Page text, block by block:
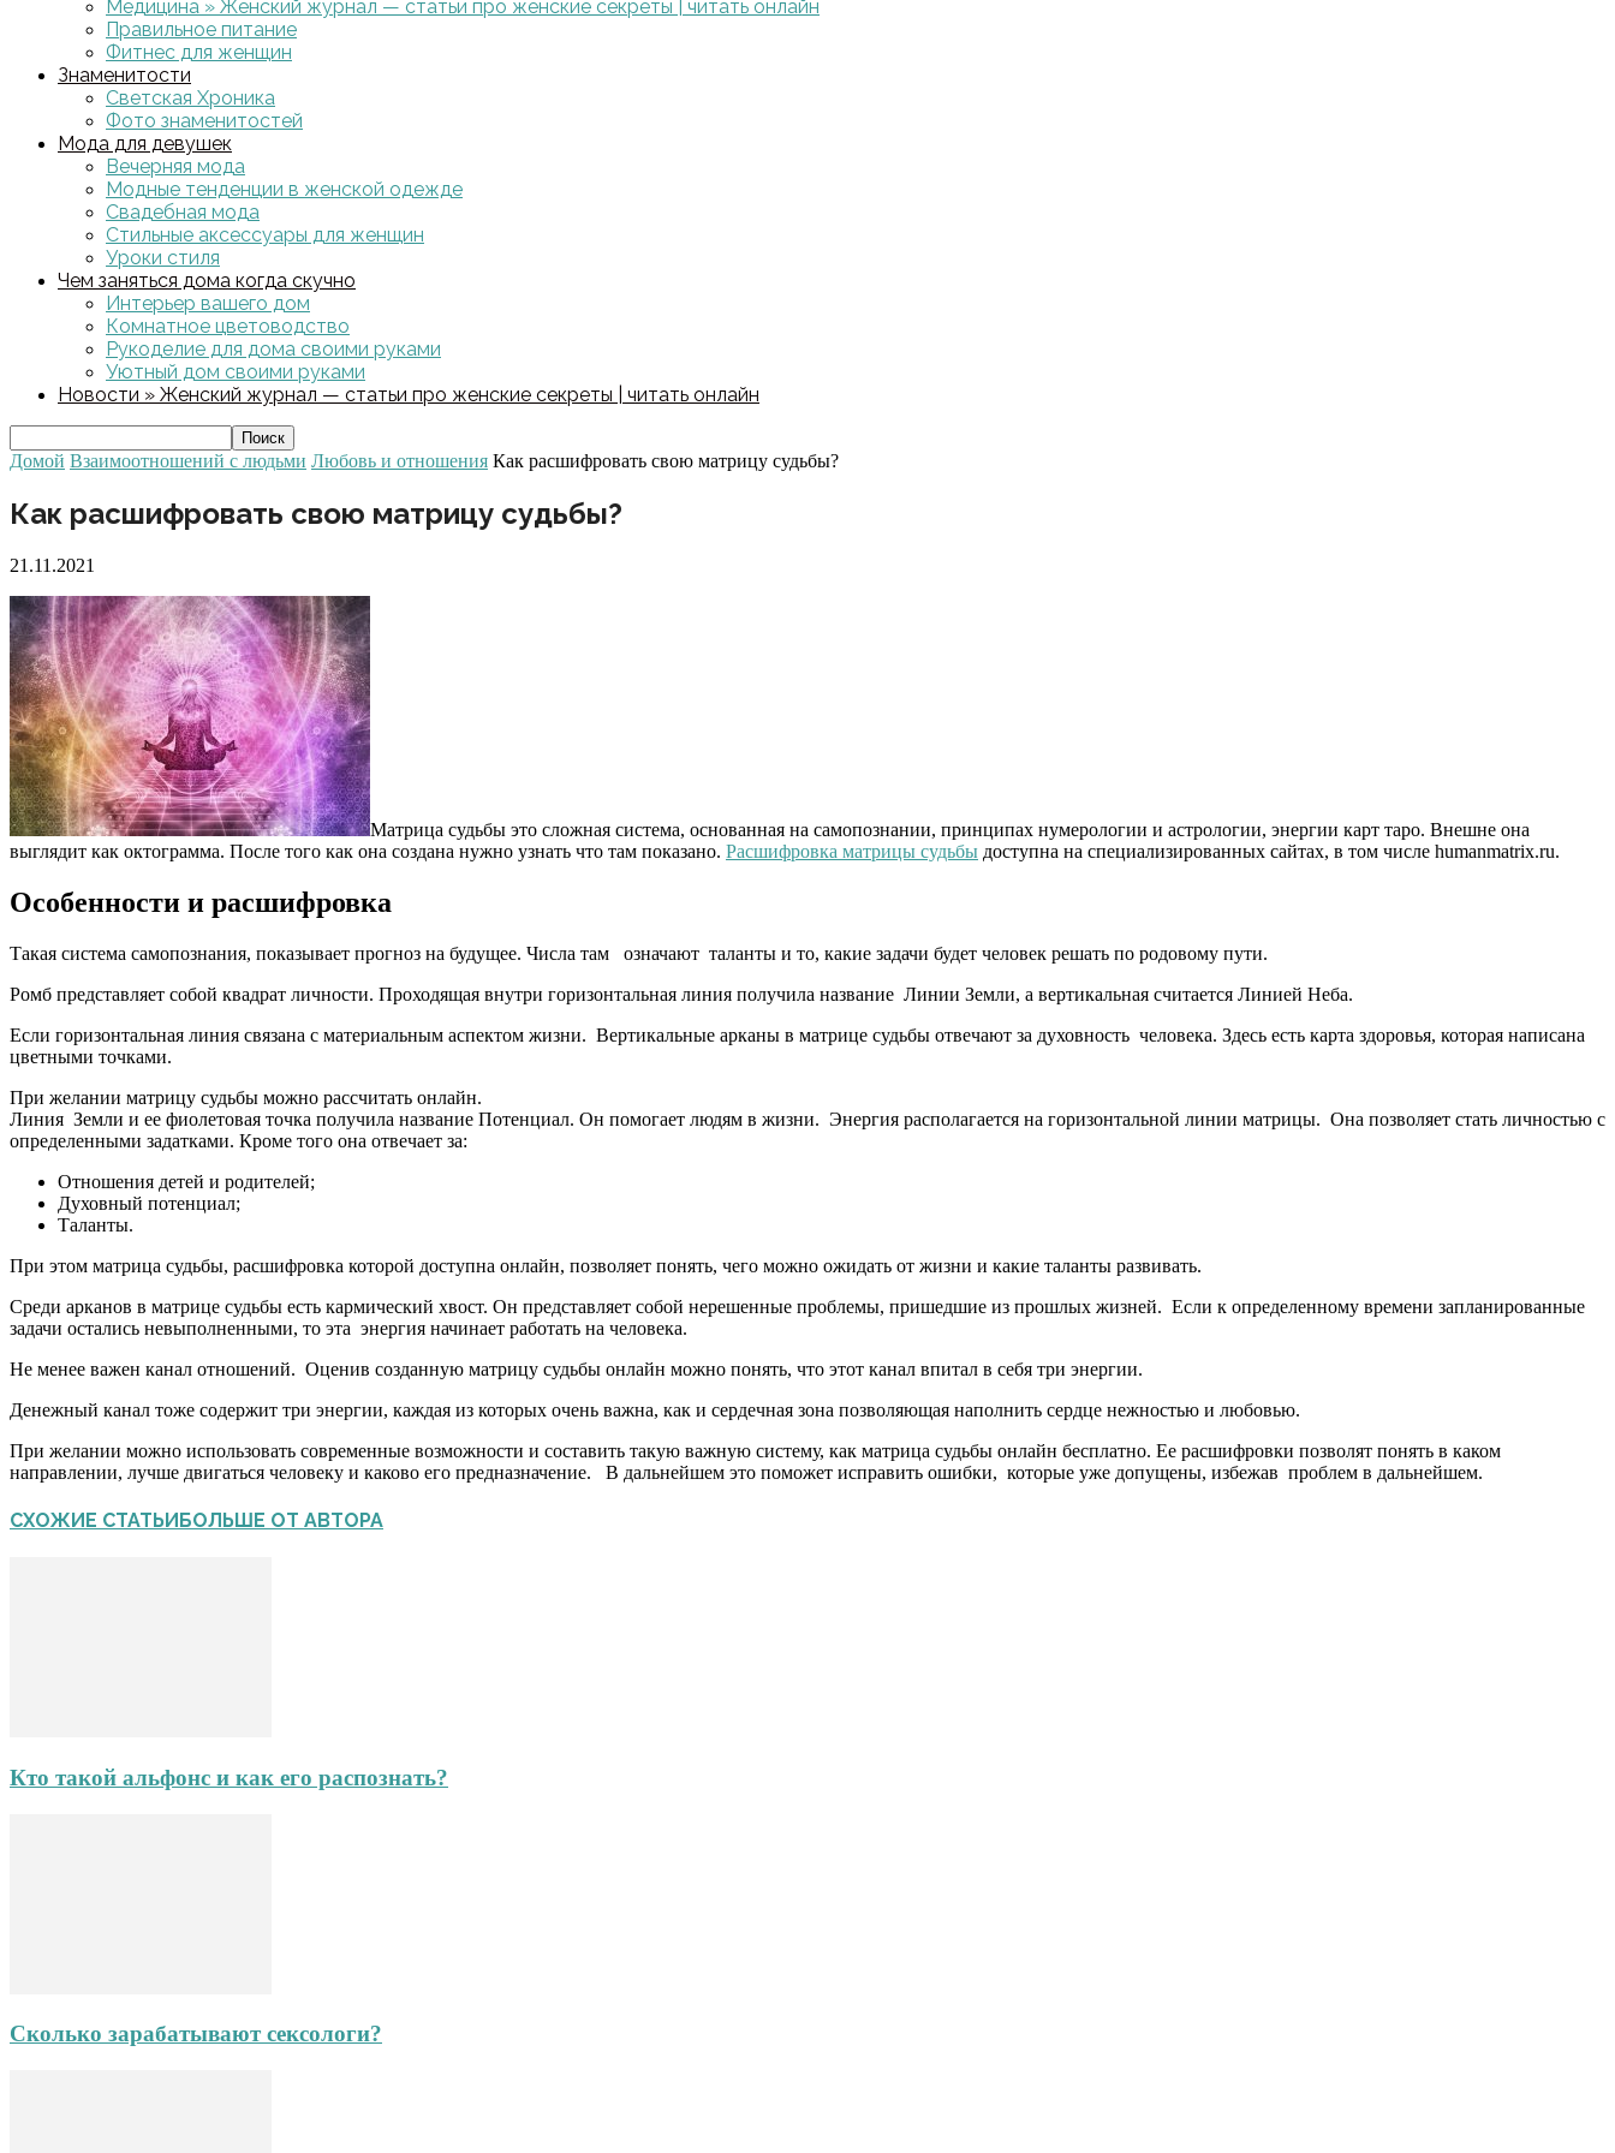
Медицина » Женский журнал — статьи про женские секреты | читать онлайн
Правильное питание
Фитнес для женщин
Знаменитости
Светская Хроника
Фото знаменитостей
Мода для девушек
Вечерняя мода
Модные тенденции в женской одежде
Свадебная мода
Стильные аксессуары для женщин
Уроки стиля
Чем заняться дома когда скучно
Интерьер вашего дом
Комнатное цветоводство
Рукоделие для дома своими руками
Уютный дом своими руками
Новости » Женский журнал — статьи про женские секреты | читать онлайн
Домой Взаимоотношений с людьми Любовь и отношения Как расшифровать свою матрицу судьбы?
Как расшифровать свою матрицу судьбы?
21.11.2021
Матрица судьбы это сложная система, основанная на самопознании, принципах нумерологии и астрологии, энергии карт таро. Внешне она
выглядит как октограмма. После того как она создана нужно узнать что там показано. Расшифровка матрицы судьбы доступна на специализированных сайтах, в том числе humanmatrix.ru.
Особенности и расшифровка
Такая система самопознания, показывает прогноз на будущее. Числа там означают таланты и то, какие задачи будет человек решать по родовому пути.
Ромб представляет собой квадрат личности. Проходящая внутри горизонтальная линия получила название Линии Земли, а вертикальная считается Линией Неба.
Если горизонтальная линия связана с материальным аспектом жизни. Вертикальные арканы в матрице судьбы отвечают за духовность человека. Здесь есть карта здоровья, которая написана
цветными точками.
При желании матрицу судьбы можно рассчитать онлайн.
Линия Земли и ее фиолетовая точка получила название Потенциал. Он помогает людям в жизни. Энергия располагается на горизонтальной линии матрицы. Она позволяет стать личностью с
определенными задатками. Кроме того она отвечает за:
Отношения детей и родителей;
Духовный потенциал;
Таланты.
При этом матрица судьбы, расшифровка которой доступна онлайн, позволяет понять, чего можно ожидать от жизни и какие таланты развивать.
Среди арканов в матрице судьбы есть кармический хвост. Он представляет собой нерешенные проблемы, пришедшие из прошлых жизней. Если к определенному времени запланированные
задачи остались невыполненными, то эта энергия начинает работать на человека.
Не менее важен канал отношений. Оценив созданную матрицу судьбы онлайн можно понять, что этот канал впитал в себя три энергии.
Денежный канал тоже содержит три энергии, каждая из которых очень важна, как и сердечная зона позволяющая наполнить сердце нежностью и любовью.
При желании можно использовать современные возможности и составить такую важную систему, как матрица судьбы онлайн бесплатно. Ее расшифровки позволят понять в каком
направлении, лучше двигаться человеку и каково его предназначение. В дальнейшем это поможет исправить ошибки, которые уже допущены, избежав проблем в дальнейшем.
СХОЖИЕ СТАТЬИБОЛЬШЕ ОТ АВТОРА
Кто такой альфонс и как его распознать?
Сколько зарабатывают сексологи?